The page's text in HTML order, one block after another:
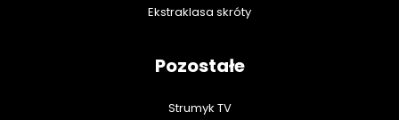
Ekstraklasa skróty
Pozostałe
Strumyk TV